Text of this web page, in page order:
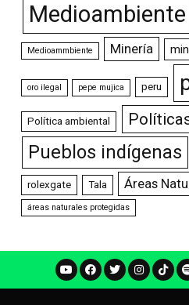
Medioambiente
Medioammbiente Minería
oro ilegal pepe mujica peru
Política ambiental
Pueblos indígenas
rolexgate Tala Áreas
áreas naturales protegidas